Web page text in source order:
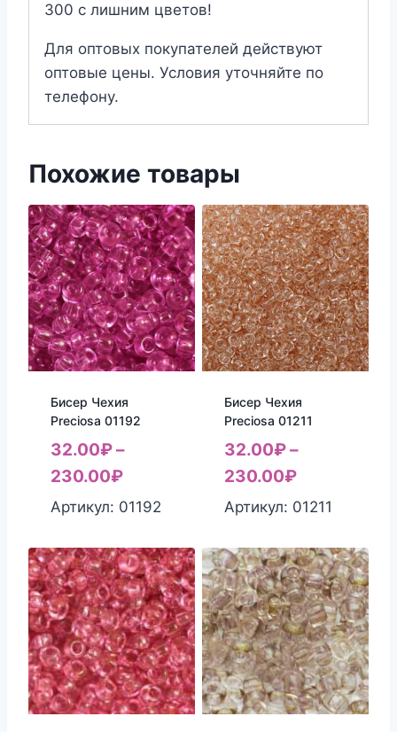
300 с лишним цветов!
Для оптовых покупателей действуют
оптовые цены. Условия уточняйте по
телефону.
Похожие товары
Бисер Чехия
Preciosa 01192
32.00₽–
230.00₽
Артикул: 01192
Бисер Чехия
Preciosa 01211
32.00₽–
230.00₽
Артикул: 01211